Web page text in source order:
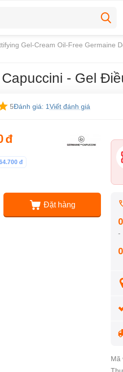
Gel-Cream Oil-Free Germaine
- Gel
5Đánh giá: 1Viết đánh giá
đ
đ
Đặt hàng
-
Mã